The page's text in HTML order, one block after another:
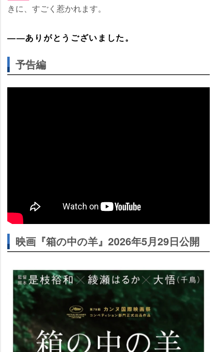
きに、すごく惹かれます。
――ありがとうございました。
予告編
映画『箱の中の羊』2026年5月29日公開